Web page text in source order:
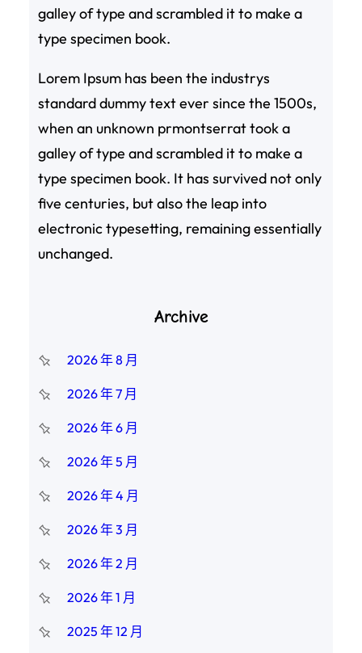
galley of type and scrambled it to make a
type specimen book.
Lorem Ipsum has been the industrys
standard dummy text ever since the 1500s,
when an unknown prmontserrat took a
galley of type and scrambled it to make a
type specimen book. It has survived not only
five centuries, but also the leap into
electronic typesetting, remaining essentially
unchanged.
Archive
2026 年 8 月
2026 年 7 月
2026 年 6 月
2026 年 5 月
2026 年 4 月
2026 年 3 月
2026 年 2 月
2026 年 1 月
2025 年 12 月